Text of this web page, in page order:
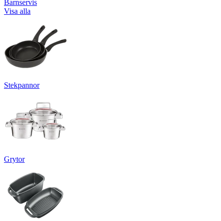
Barnservis
Visa alla
Stekpannor
Grytor